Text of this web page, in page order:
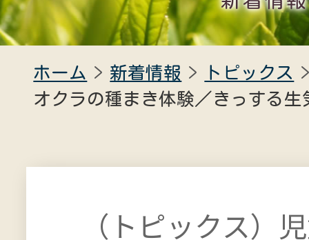
ホーム 新着情報
トピックス
オクラの種まき体験／きっする
（トピックス）